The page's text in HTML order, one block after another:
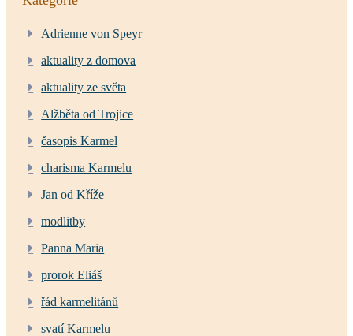
Adrienne von Speyr
aktuality z domova
aktuality ze světa
Alžběta od Trojice
časopis Karmel
charisma Karmelu
Jan od Kříže
modlitby
Panna Maria
prorok Eliáš
řád karmelitánů
svatí Karmelu